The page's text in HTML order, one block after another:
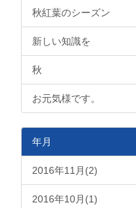
秋紅葉のシーズン
新しい知識を
秋
お元気様です。
年月
2016年11月(2)
2016年10月(1)